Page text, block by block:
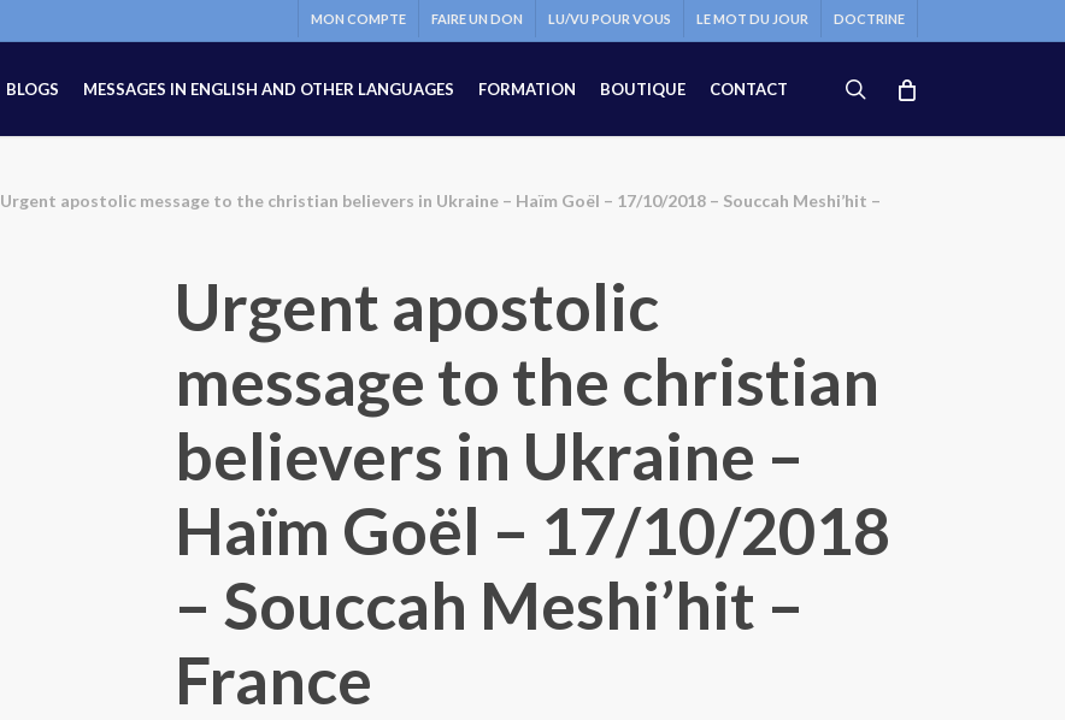
MON COMPTE FAIRE UN DON LU/VU POUR VOUS LE MOT DU JOUR DOCTRINE
BLOGS MESSAGES IN ENGLISH AND OTHER LANGUAGES FORMATION BOUTIQUE CONTACT search
Urgent apostolic message to the christian believers in Ukraine – Haïm Goël – 17/10/2018 – Souccah Meshi’hit –
Urgent apostolic
message to the christian
believers in Ukraine –
Haïm Goël – 17/10/2018
– Souccah Meshi’hit –
France